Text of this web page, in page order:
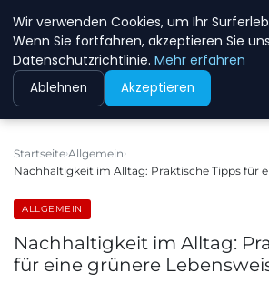
NEW ENERGY
Startseite Allgemein
Nachhaltigkeit im Alltag: Praktische Tipps für
ALLGEMEIN
Nachhaltigkeit im Alltag:
für eine grünere
Wir verwenden Cookies, um Ihr
Wenn Sie fortfahren, akzeptieren Sie
Datenschutzrichtlinie. Mehr erfahren
Ablehnen Akzeptieren